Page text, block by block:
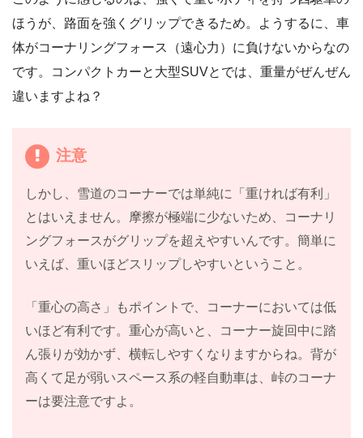
ほうが、路面を強くグリップできるため。ようするに、車
体がコーナリングフォース（遠心力）に負けないからなの
です。コンパクトカーと大型SUVとでは、重量がぜんぜん
違いますよね？
注意
しかし、雪道のコーナーでは単純に「重ければ有利」
とはいえません。摩擦が極端に少ないため、コーナリ
ングフォースがグリップを超えやすいんです。簡単に
いえば、重いほどスリップしやすいということ。
「重心の高さ」もポイントで、コーナーにおいては低
いほど有利です。重心が高いと、コーナー旋回中に踏
ん張りが効かず、横転しやすくなりますからね。背が
高くて足が弱いスペース系の軽自動車は、峠のコーナ
ーは要注意ですよ。